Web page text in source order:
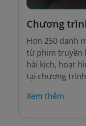
Chương
Hơn 250 danh
từ phim truyền
hài kịch, hoạt
tại chương trình
Xem thêm